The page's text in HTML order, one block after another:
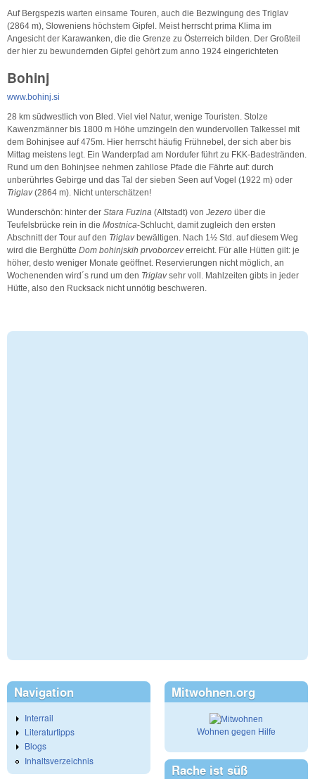
Auf Bergspezis warten einsame Touren, auch die Bezwingung des Triglav
(2864 m), Sloweniens höchstem Gipfel. Meist herrscht prima Klima im
Angesicht der Karawanken, die die Grenze zu Österreich bilden. Der Großteil
der hier zu bewundernden Gipfel gehört zum anno 1924 eingerichteten
Bohinj
www.bohinj.si
28 km südwestlich von Bled. Viel viel Natur, wenige Touristen. Stolze
Kawenzmänner bis 1800 m Höhe umzingeln den wundervollen Talkessel mit
dem Bohinjsee auf 475m. Hier herrscht häufig Frühnebel, der sich aber bis
Mittag meistens legt. Ein Wanderpfad am Nordufer führt zu FKK-Badestränden.
Rund um den Bohinjsee nehmen zahllose Pfade die Fährte auf: durch
unberührtes Gebirge und das Tal der sieben Seen auf Vogel (1922 m) oder
Triglav(2864 m). Nicht unterschätzen!
Wunderschön: hinter der Stara Fuzina (Altstadt) von Jezero über die
Teufelsbrücke rein in die Mostnica-Schlucht, damit zugleich den ersten
Abschnitt der Tour auf den Triglavbewältigen. Nach 1½ Std. auf diesem Weg
wird die Berghütte Dom bohinjskih prvoborceverreicht. Für alle Hütten gilt: je
höher, desto weniger Monate geöffnet. Reservierungen nicht möglich, an
Wochenenden wird´s rund um den Triglavsehr voll. Mahlzeiten gibts in jeder
Hütte, also den Rucksack nicht unnötig beschweren.
Navigation
Interrail
Literaturtipps
Blogs
Inhaltsverzeichnis
Mitwohnen.org
Wohnen gegen Hilfe
Rache ist süß